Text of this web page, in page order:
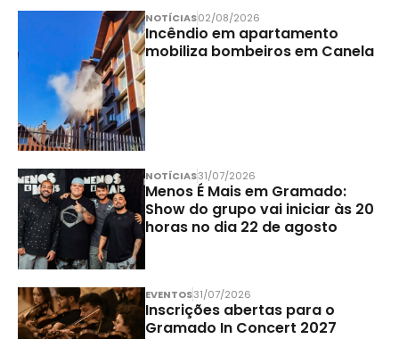
NOTÍCIAS02/08/2026
Incêndio em apartamento
mobiliza bombeiros em Canela
NOTÍCIAS31/07/2026
Menos É Mais em Gramado:
Show do grupo vai iniciar às 20
horas no dia 22 de agosto
EVENTOS31/07/2026
Inscrições abertas para o
Gramado In Concert 2027